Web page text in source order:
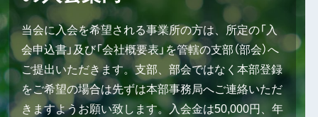
当会に入会を希望される事業所の方は、所定の「入
会申込書」及び「会社概要表」を管轄の支部（部会）へ
ご提出いただきます。支部、部会ではなく本部登録
をご希望の場合は先ずは本部事務局へご連絡いただ
きますようお願い致します。入会金は50,000円、年